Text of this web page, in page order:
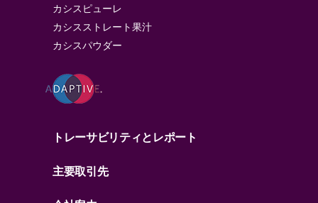
カシスピューレ
カシスストレート果汁
カシスパウダー
トレーサビリティとレポート
主要取引先